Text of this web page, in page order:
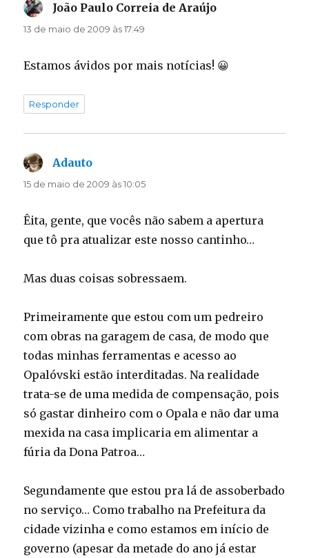
João Paulo Correia de Araújo
13 de maio de 2009 às 17:49
Estamos ávidos por mais notícias! 😀
Responder
Adauto
15 de maio de 2009 às 10:05
Êita, gente, que vocês não sabem a apertura
que tô pra atualizar este nosso cantinho…
Mas duas coisas sobressaem.
Primeiramente que estou com um pedreiro
com obras na garagem de casa, de modo que
todas minhas ferramentas e acesso ao
Opalóvski estão interditadas. Na realidade
trata-se de uma medida de compensação, pois
só gastar dinheiro com o Opala e não dar uma
mexida na casa implicaria em alimentar a
fúria da Dona Patroa…
Segundamente que estou pra lá de assoberbado
no serviço… Como trabalho na Prefeitura da
cidade vizinha e como estamos em início de
governo (apesar da metade do ano já estar